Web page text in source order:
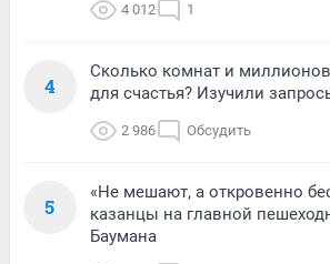
4 012 1
4
Сколько комнат и
для счастья? Изучили
2 986 Обсудить
5
«Не мешают, а откровенно
казанцы на главной
Баумана